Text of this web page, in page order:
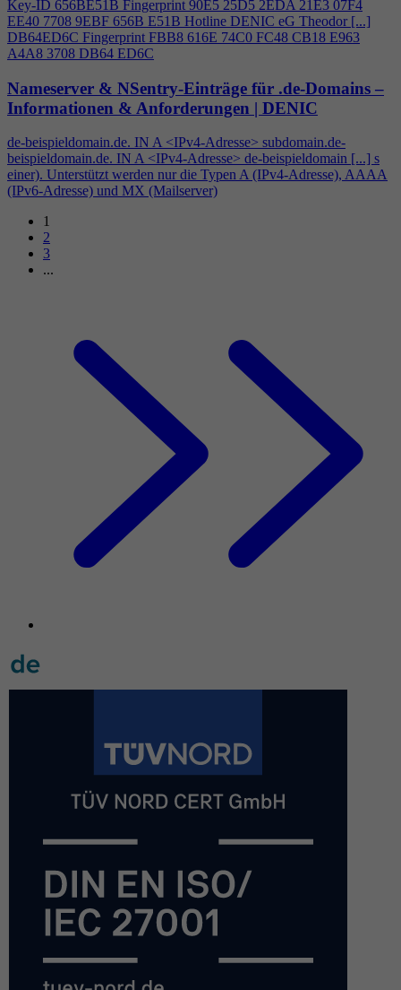
Key-ID 656BE51B Fingerprint 90E5 25D5 2EDA 21E3 07F4
EE40 7708 9EBF 656B E51B Hotline DENIC eG Theodor [...]
DB64ED6C Fingerprint FBB8 616E 74C0 FC48 CB18 E963
A4A8 3708 DB64 ED6C
Nameserver & NSentry-Einträge für .de-Domains –
Informationen & Anforderungen | DENIC
de-beispieldomain.de. IN A <IPv4-Adresse> subdomain.de-
beispieldomain.de. IN A <IPv4-Adresse> de-beispieldomain [...] s
einer). Unterstützt werden nur die Typen A (IPv4-Adresse), AAAA
(IPv6-Adresse) und MX (Mailserver)
1
2
3
...